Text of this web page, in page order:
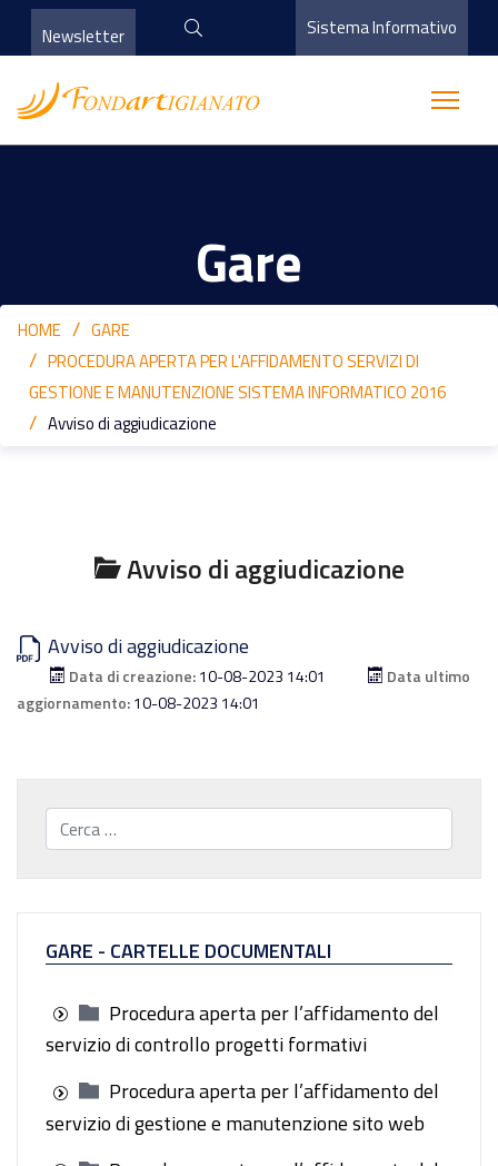
Newsletter Sistema Informativo
Gare
HOME
GARE
PROCEDURA APERTA PER L'AFFIDAMENTO SERVIZI DI
GESTIONE E MANUTENZIONE SISTEMA INFORMATICO 2016
Avviso di aggiudicazione
Avviso di aggiudicazione
Avviso di aggiudicazione
Data di creazione:10-08-2023 14:01
Data ultimo
aggiornamento:10-08-2023 14:01
Cerca...
GARE - CARTELLE DOCUMENTALI
Procedura aperta per l’affidamento del
servizio di controllo progetti formativi
Procedura aperta per l’affidamento del
servizio di gestione e manutenzione sito web